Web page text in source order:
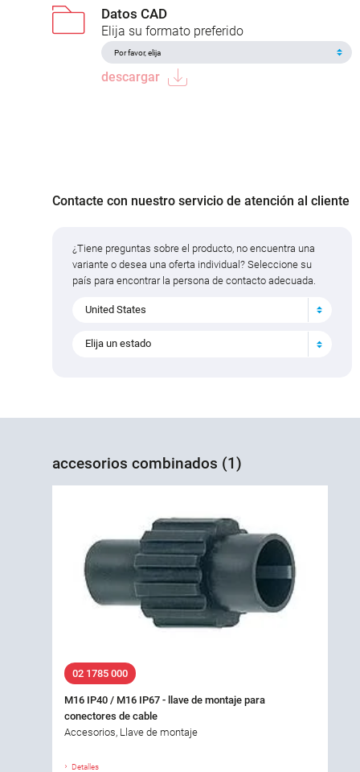
Datos CAD
Elija su formato preferido
descargar
Contacte con nuestro servicio de atención al cliente
¿Tiene preguntas sobre el producto, no encuentra una
variante o desea una oferta individual? Seleccione su
país para encontrar la persona de contacto adecuada.
United States
Elija un estado
accesorios combinados (1)
02 1785 000
M16 IP40 / M16 IP67 - llave de montaje para
conectores de cable
Accesorios, Llave de montaje
Detalles